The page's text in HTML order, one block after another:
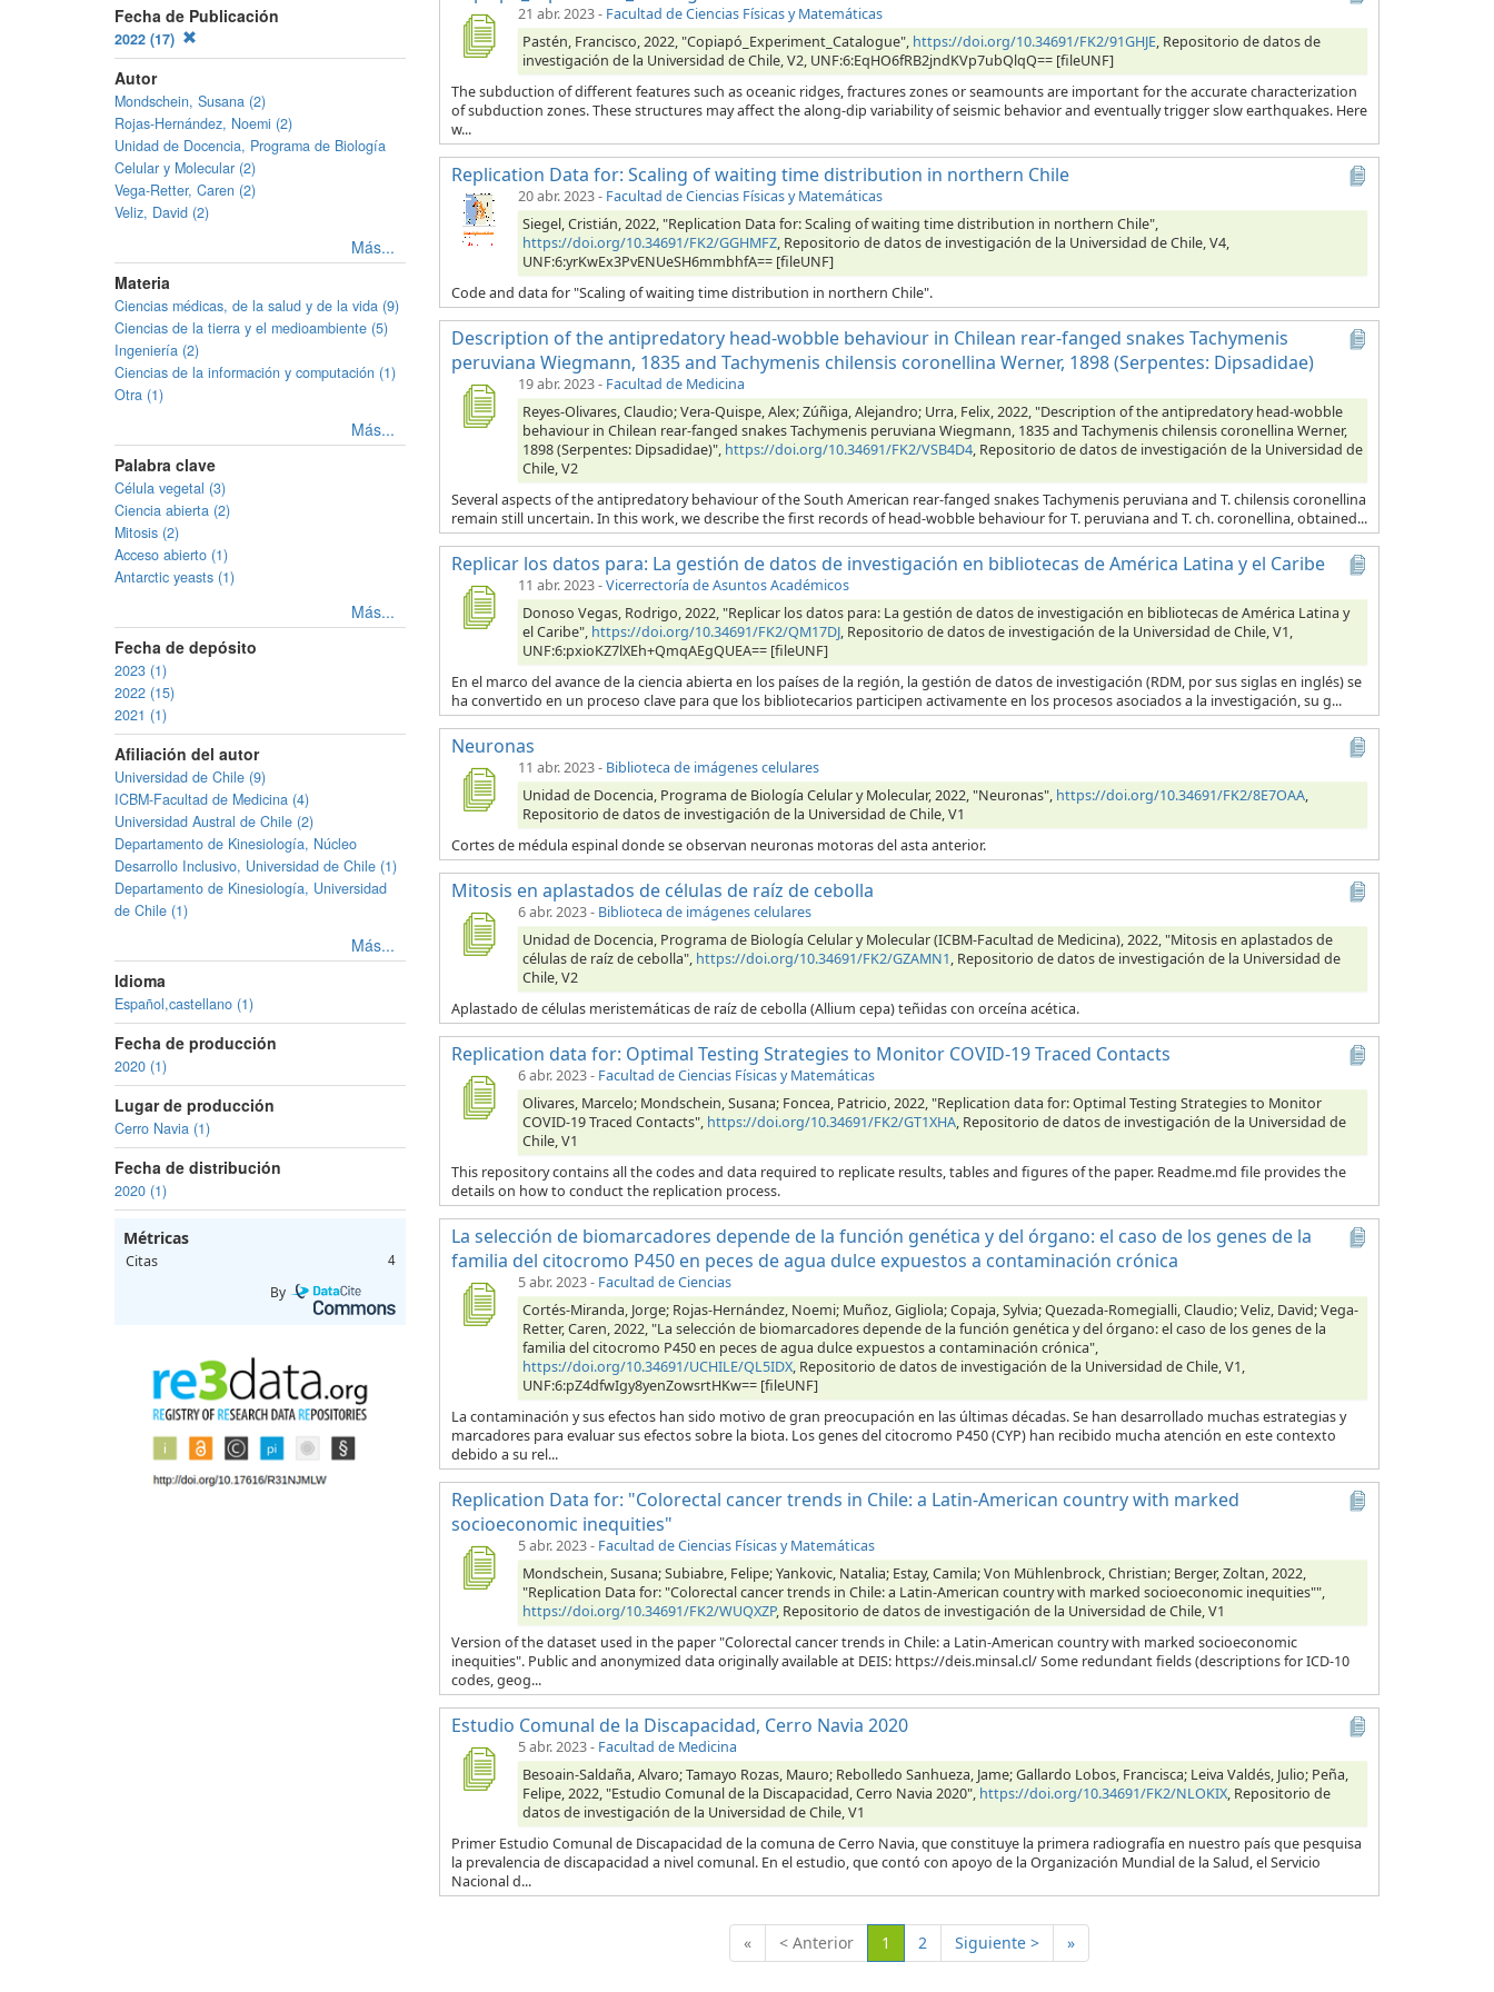
Fecha de Publicación
2022 (17)
Autor
Mondschein, Susana (2)
Rojas-Hernández, Noemi (2)
Unidad de Docencia, Programa de Biología
Celular y Molecular (2)
Vega-Retter, Caren (2)
Veliz, David (2)
Más...
Materia
Ciencias médicas, de la salud y de la vida (9)
Ciencias de la tierra y el medioambiente (5)
Ingeniería (2)
Ciencias de la información y computación (1)
Otra (1)
Más...
Palabra clave
Célula vegetal (3)
Ciencia abierta (2)
Mitosis (2)
Acceso abierto (1)
Antarctic yeasts (1)
Más...
Fecha de depósito
2023 (1)
2022 (15)
2021 (1)
Afiliación del autor
Universidad de Chile (9)
ICBM-Facultad de Medicina (4)
Universidad Austral de Chile (2)
Departamento de Kinesiología, Núcleo
Desarrollo Inclusivo, Universidad de Chile (1)
Departamento de Kinesiología, Universidad
de Chile (1)
Más...
Idioma
Español,castellano (1)
Fecha de producción
2020 (1)
Lugar de producción
Cerro Navia (1)
Fecha de distribución
2020 (1)
Métricas
Citas 4
By
21 abr. 2023- Facultad de Ciencias Físicas y Matemáticas
Pastén, Francisco, 2022, "Copiapó_Experiment_Catalogue", https://doi.org/10.34691/FK2/91GHJE, Repositorio de datos de
investigación de la Universidad de Chile, V2, UNF:6:EqHO6fRB2jndKVp7ubQlqQ== [fileUNF]
The subduction of different features such as oceanic ridges, fractures zones or seamounts are important for the accurate characterization
of subduction zones. These structures may affect the along-dip variability of seismic behavior and eventually trigger slow earthquakes. Here
w...
Replication Data for: Scaling of waiting time distribution in northern Chile
20 abr. 2023- Facultad de Ciencias Físicas y Matemáticas
Siegel, Cristián, 2022, "Replication Data for: Scaling of waiting time distribution in northern Chile",
https://doi.org/10.34691/FK2/GGHMFZ, Repositorio de datos de investigación de la Universidad de Chile, V4,
UNF:6:yrKwEx3PvENUeSH6mmbhfA== [fileUNF]
Code and data for "Scaling of waiting time distribution in northern Chile".
Description of the antipredatory head-wobble behaviour in Chilean rear-fanged snakes Tachymenis
peruviana Wiegmann, 1835 and Tachymenis chilensis coronellina Werner, 1898 (Serpentes: Dipsadidae)
19 abr. 2023- Facultad de Medicina
Reyes-Olivares, Claudio; Vera-Quispe, Alex; Zúñiga, Alejandro; Urra, Felix, 2022, "Description of the antipredatory head-wobble
behaviour in Chilean rear-fanged snakes Tachymenis peruviana Wiegmann, 1835 and Tachymenis chilensis coronellina Werner,
1898 (Serpentes: Dipsadidae)", https://doi.org/10.34691/FK2/VSB4D4, Repositorio de datos de investigación de la Universidad de
Chile, V2
Several aspects of the antipredatory behaviour of the South American rear-fanged snakes Tachymenis peruviana and T. chilensis coronellina
remain still uncertain. In this work, we describe the first records of head-wobble behaviour for T. peruviana and T. ch. coronellina, obtained...
Replicar los datos para: La gestión de datos de investigación en bibliotecas de América Latina y el Caribe
11 abr. 2023-Vicerrectoría de Asuntos Académicos
Donoso Vegas, Rodrigo, 2022, "Replicar los datos para: La gestión de datos de investigación en bibliotecas de América Latina y
el Caribe", https://doi.org/10.34691/FK2/QM17DJ, Repositorio de datos de investigación de la Universidad de Chile, V1,
UNF:6:pxioKZ7lXEh+QmqAEgQUEA== [fileUNF]
En el marco del avance de la ciencia abierta en los países de la región, la gestión de datos de investigación (RDM, por sus siglas en inglés) se
ha convertido en un proceso clave para que los bibliotecarios participen activamente en los procesos asociados a la investigación, su g...
Neuronas
11 abr. 2023- Biblioteca de imágenes celulares
Unidad de Docencia, Programa de Biología Celular y Molecular, 2022, "Neuronas", https://doi.org/10.34691/FK2/8E7OAA,
Repositorio de datos de investigación de la Universidad de Chile, V1
Cortes de médula espinal donde se observan neuronas motoras del asta anterior.
Mitosis en aplastados de células de raíz de cebolla
6 abr. 2023- Biblioteca de imágenes celulares
Unidad de Docencia, Programa de Biología Celular y Molecular (ICBM-Facultad de Medicina), 2022, "Mitosis en aplastados de
células de raíz de cebolla", https://doi.org/10.34691/FK2/GZAMN1, Repositorio de datos de investigación de la Universidad de
Chile, V2
Aplastado de células meristemáticas de raíz de cebolla (Allium cepa) teñidas con orceína acética.
Replication data for: Optimal Testing Strategies to Monitor COVID-19 Traced Contacts
6 abr. 2023- Facultad de Ciencias Físicas y Matemáticas
Olivares, Marcelo; Mondschein, Susana; Foncea, Patricio, 2022, "Replication data for: Optimal Testing Strategies to Monitor
COVID-19 Traced Contacts", https://doi.org/10.34691/FK2/GT1XHA, Repositorio de datos de investigación de la Universidad de
Chile, V1
This repository contains all the codes and data required to replicate results, tables and figures of the paper. Readme.md file provides the
details on how to conduct the replication process.
La selección de biomarcadores depende de la función genética y del órgano: el caso de los genes de la
familia del citocromo P450 en peces de agua dulce expuestos a contaminación crónica
5 abr. 2023- Facultad de Ciencias
Cortés-Miranda, Jorge; Rojas-Hernández, Noemi; Muñoz, Gigliola; Copaja, Sylvia; Quezada-Romegialli, Claudio; Veliz, David; Vega-
Retter, Caren, 2022, "La selección de biomarcadores depende de la función genética y del órgano: el caso de los genes de la
familia del citocromo P450 en peces de agua dulce expuestos a contaminación crónica",
https://doi.org/10.34691/UCHILE/QL5IDX, Repositorio de datos de investigación de la Universidad de Chile, V1,
UNF:6:pZ4dfwIgy8yenZowsrtHKw== [fileUNF]
La contaminación y sus efectos han sido motivo de gran preocupación en las últimas décadas. Se han desarrollado muchas estrategias y
marcadores para evaluar sus efectos sobre la biota. Los genes del citocromo P450 (CYP) han recibido mucha atención en este contexto
debido a su rel...
Replication Data for: "Colorectal cancer trends in Chile: a Latin-American country with marked
socioeconomic inequities"
5 abr. 2023- Facultad de Ciencias Físicas y Matemáticas
Mondschein, Susana; Subiabre, Felipe; Yankovic, Natalia; Estay, Camila; Von Mühlenbrock, Christian; Berger, Zoltan, 2022,
"Replication Data for: "Colorectal cancer trends in Chile: a Latin-American country with marked socioeconomic inequities"",
https://doi.org/10.34691/FK2/WUQXZP, Repositorio de datos de investigación de la Universidad de Chile, V1
Version of the dataset used in the paper "Colorectal cancer trends in Chile: a Latin-American country with marked socioeconomic
inequities". Public and anonymized data originally available at DEIS: https://deis.minsal.cl/ Some redundant fields (descriptions for ICD-10
codes, geog...
Estudio Comunal de la Discapacidad, Cerro Navia 2020
5 abr. 2023- Facultad de Medicina
Besoain-Saldaña, Alvaro; Tamayo Rozas, Mauro; Rebolledo Sanhueza, Jame; Gallardo Lobos, Francisca; Leiva Valdés, Julio; Peña,
Felipe, 2022, "Estudio Comunal de la Discapacidad, Cerro Navia 2020", https://doi.org/10.34691/FK2/NLOKIX, Repositorio de
datos de investigación de la Universidad de Chile, V1
Primer Estudio Comunal de Discapacidad de la comuna de Cerro Navia, que constituye la primera radiografía en nuestro país que pesquisa
la prevalencia de discapacidad a nivel comunal. En el estudio, que contó con apoyo de la Organización Mundial de la Salud, el Servicio
Nacional d...
« < Anterior 1 (Actual)
2 Siguiente > »